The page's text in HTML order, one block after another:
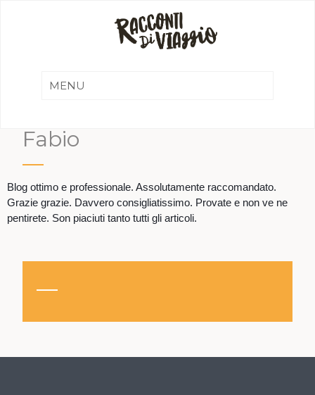
Fabio
Blog ottimo e professionale. Assolutamente raccomandato.
Grazie grazie. Davvero consigliatissimo. Provate e non ve ne
pentirete. Son piaciuti tanto tutti gli articoli.